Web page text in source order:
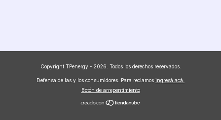
Copyright TPenergy - 2026. Todos los derechos reservados.
Defensa de las y los consumidores. Para reclamos ingresá acá.
Botón de arrepentimiento